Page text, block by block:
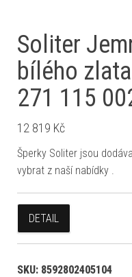
Soliter
bílého
271 115
12 819 Kč
Šperky Soliter jsou
vybrat z naší nabídky .
DETAIL
SKU: 8592802405104